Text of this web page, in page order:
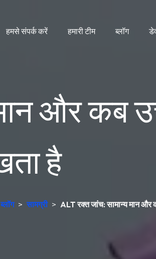
हमसे संपर्क करें हमारी टीम ब्लॉग
और कब
है
ब्लॉग > सामग्री > ALT रक्त जांच: सामान्य मान